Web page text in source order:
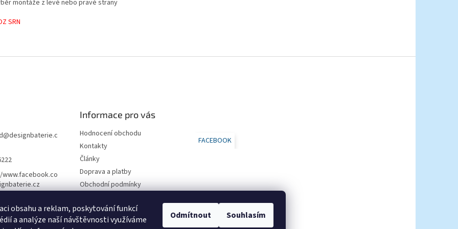
obsahu a reklam, poskytování funkcí
a analýze naší návštěvnosti využíváme
Odmítnout Souhlasím
montáže z levé nebo pravé strany
SRN
@designbaterie.c
Informace pro vás
Hodnocení obchodu
Kontakty
Články
Doprava a platby
Obchodní podmínky
údajů
SLEVA na první nákup 500 kč
FACEBOOK